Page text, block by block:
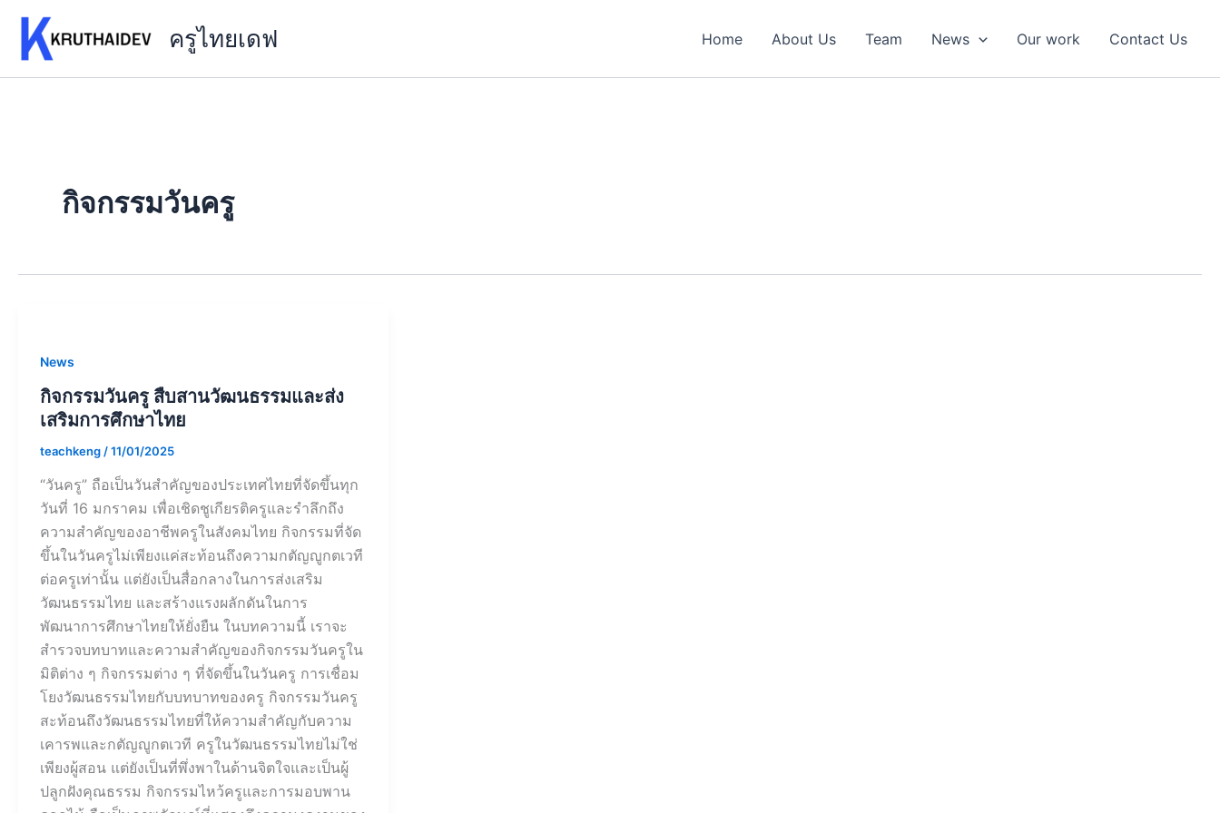
content
ครูไทยเดฟ Home About Us Team News Our work Contact Us
กิจกรรมวันครู
News
กิจกรรมวันครู สืบสานวัฒนธรรมและส่ง
เสริมการศึกษาไทย
teachkeng /11/01/2025
“วันครู” ถือเป็นวันสำคัญของประเทศไทยที่จัดขึ้นทุก
วันที่ 16 มกราคม เพื่อเชิดชูเกียรติครูและรำลึกถึง
ความสำคัญของอาชีพครูในสังคมไทย กิจกรรมที่จัด
ขึ้นในวันครูไม่เพียงแค่สะท้อนถึงความกตัญญูกตเวที
ต่อครูเท่านั้น แต่ยังเป็นสื่อกลางในการส่งเสริม
วัฒนธรรมไทย และสร้างแรงผลักดันในการ
พัฒนาการศึกษาไทยให้ยั่งยืน ในบทความนี้ เราจะ
สำรวจบทบาทและความสำคัญของกิจกรรมวันครูใน
มิติต่าง ๆ กิจกรรมต่าง ๆ ที่จัดขึ้นในวันครู การเชื่อม
โยงวัฒนธรรมไทยกับบทบาทของครู กิจกรรมวันครู
สะท้อนถึงวัฒนธรรมไทยที่ให้ความสำคัญกับความ
เคารพและกตัญญูกตเวที ครูในวัฒนธรรมไทยไม่ใช่
เพียงผู้สอน แต่ยังเป็นที่พึ่งพาในด้านจิตใจและเป็นผู้
ปลูกฝังคุณธรรม กิจกรรมไหว้ครูและการมอบพาน